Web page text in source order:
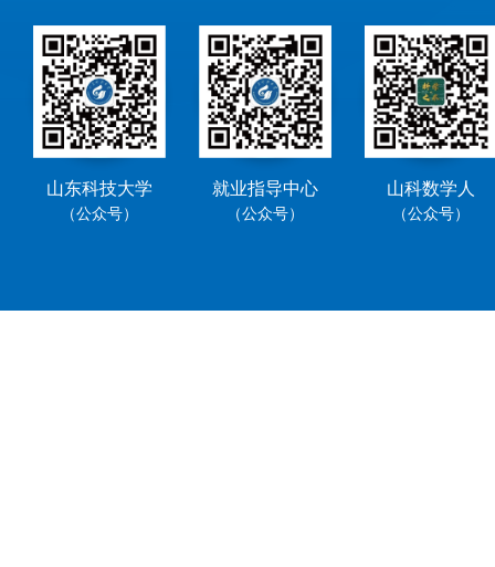
山东科技大学
（公众号）
就业指导中心
（公众号）
山科数学人
（公众号）